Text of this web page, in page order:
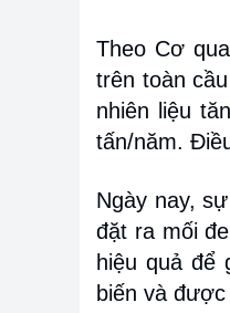
Theo Cơ
trên toàn
nhiên liệu
tấn/năm.
Ngày nay,
đặt ra mối
hiệu quả để
biến và